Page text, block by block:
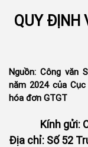
QUY ĐỊNH
Nguồn: Công văn
năm 2024 của
hóa đơn GTGT
Kính gửi:
Địa chỉ: Số 52